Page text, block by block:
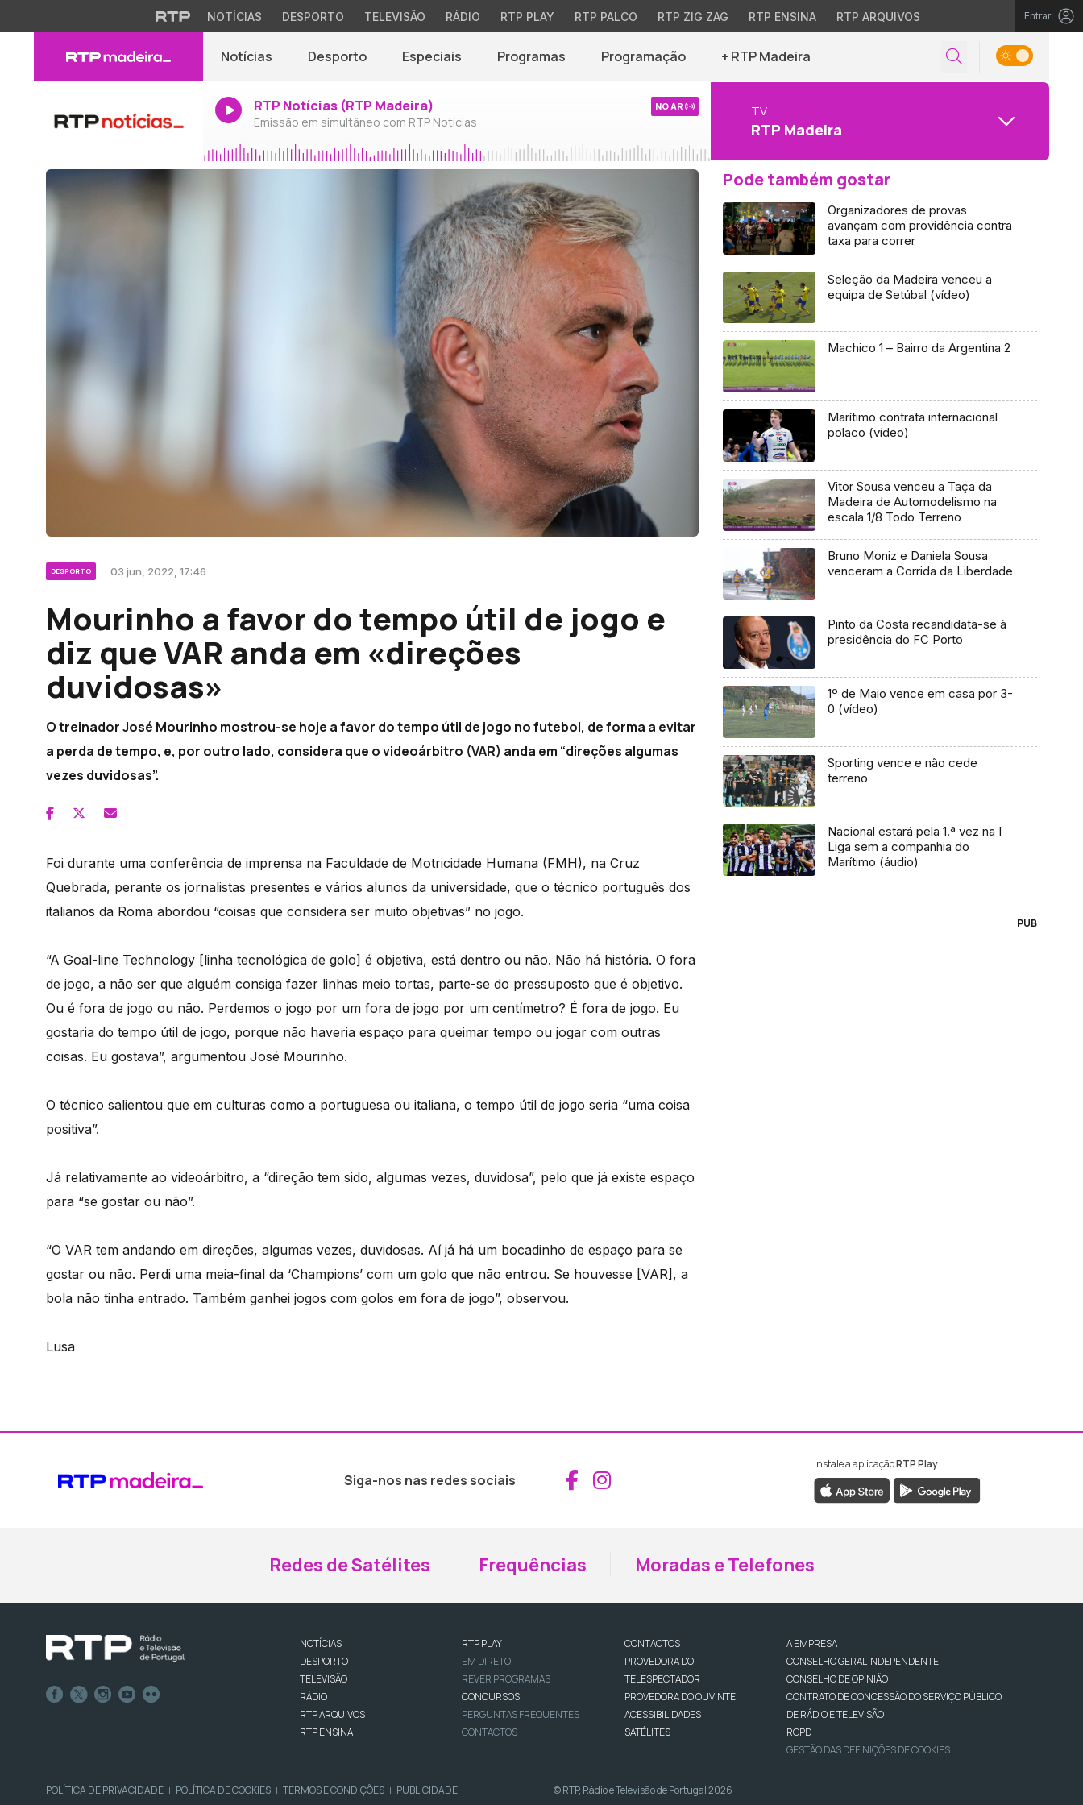
NOTÍCIAS DESPORTO TELEVISÃO RÁDIO RTP PLAY RTP PALCO RTP ZIG ZAG RTP ENSINA RTP ARQUIVOS Entrar
Notícias Desporto Especiais Programas Programação + RTP Madeira
RTP Notícias (RTP Madeira)
Emissão em simultâneo com RTP Notícias
NO AR TV
RTP Madeira
DESPORTO 03 jun, 2022, 17:46
Mourinho a favor do tempo útil de jogo e
diz que VAR anda em «direções
duvidosas»
O treinador José Mourinho mostrou-se hoje a favor do tempo útil de jogo no futebol, de forma a evitar
a perda de tempo, e, por outro lado, considera que o videoárbitro (VAR) anda em “direções algumas
vezes duvidosas”.
Foi durante uma conferência de imprensa na Faculdade de Motricidade Humana (FMH), na Cruz
Quebrada, perante os jornalistas presentes e vários alunos da universidade, que o técnico português dos
italianos da Roma abordou “coisas que considera ser muito objetivas” no jogo.
“A Goal-line Technology [linha tecnológica de golo] é objetiva, está dentro ou não. Não há história. O fora
de jogo, a não ser que alguém consiga fazer linhas meio tortas, parte-se do pressuposto que é objetivo.
Ou é fora de jogo ou não. Perdemos o jogo por um fora de jogo por um centímetro? É fora de jogo. Eu
gostaria do tempo útil de jogo, porque não haveria espaço para queimar tempo ou jogar com outras
coisas. Eu gostava”, argumentou José Mourinho.
O técnico salientou que em culturas como a portuguesa ou italiana, o tempo útil de jogo seria “uma coisa
positiva”.
Já relativamente ao videoárbitro, a “direção tem sido, algumas vezes, duvidosa”, pelo que já existe espaço
para “se gostar ou não”.
“O VAR tem andando em direções, algumas vezes, duvidosas. Aí já há um bocadinho de espaço para se
gostar ou não. Perdi uma meia-final da ‘Champions’ com um golo que não entrou. Se houvesse [VAR], a
bola não tinha entrado. Também ganhei jogos com golos em fora de jogo”, observou.
Lusa
Pode também gostar
Organizadores de provas
avançam com providência contra
taxa para correr
Seleção da Madeira venceu a
equipa de Setúbal (vídeo)
Machico 1 – Bairro da Argentina 2
Marítimo contrata internacional
polaco (vídeo)
Vitor Sousa venceu a Taça da
Madeira de Automodelismo na
escala 1/8 Todo Terreno
Bruno Moniz e Daniela Sousa
venceram a Corrida da Liberdade
Pinto da Costa recandidata-se à
presidência do FC Porto
1º de Maio vence em casa por 3-
0 (vídeo)
Sporting vence e não cede
terreno
Nacional estará pela 1.ª vez na I
Liga sem a companhia do
Marítimo (áudio)
PUB
Siga-nos nas redes sociais Aceder ao Facebook da RTP Madeira
Aceder ao Instagram da RTP Madeira
Instale a aplicaçãoRTP Play
Redes de Satélites Frequências Moradas e Telefones
NOTÍCIAS
DESPORTO
TELEVISÃO
RÁDIO
RTP ARQUIVOS
RTP ENSINA
RTP PLAY
EM DIRETO
REVER PROGRAMAS
CONCURSOS
PERGUNTAS FREQUENTES
CONTACTOS
CONTACTOS
PROVEDORA DO
TELESPECTADOR
PROVEDORA DO OUVINTE
ACESSIBILIDADES
SATÉLITES
A EMPRESA
CONSELHO GERAL INDEPENDENTE
CONSELHO DE OPINIÃO
CONTRATO DE CONCESSÃO DO SERVIÇO PÚBLICO
DE RÁDIO E TELEVISÃO
RGPD
GESTÃO DAS DEFINIÇÕES DE COOKIES
POLÍTICA DE PRIVACIDADE | POLÍTICA DE COOKIES | TERMOS E CONDIÇÕES | PUBLICIDADE © RTP, Rádio e Televisão de Portugal 2026